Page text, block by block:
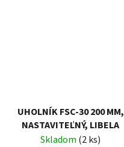
UHOLNÍK FSC-30 200 MM,
NASTAVITEĽNÝ, LIBELA
Skladom (2 ks)